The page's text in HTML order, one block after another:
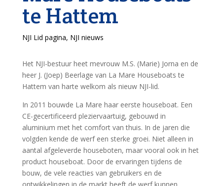
te Hattem
NJI Lid pagina, NJI nieuws
Het NJI-bestuur heet mevrouw M.S. (Marie) Jorna en de
heer J. (Joep) Beerlage van La Mare Houseboats te
Hattem van harte welkom als nieuw NJI-lid.
In 2011 bouwde La Mare haar eerste houseboat. Een
CE-gecertificeerd pleziervaartuig, gebouwd in
aluminium met het comfort van thuis. In de jaren die
volgden kende de werf een sterke groei. Niet alleen in
aantal afgeleverde houseboten, maar vooral ook in het
product houseboat. Door de ervaringen tijdens de
bouw, de vele reacties van gebruikers en de